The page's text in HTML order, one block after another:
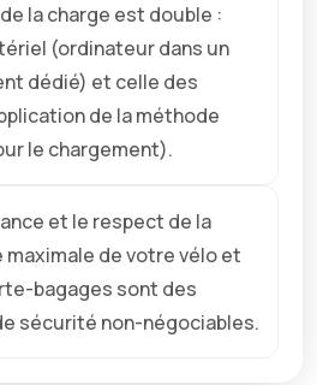
la charge est double :
(ordinateur dans un
dédié) et celle des
de la méthode
le chargement).
et le respect de la
maximale de votre vélo et
bagages sont des
sécurité non-négociables.